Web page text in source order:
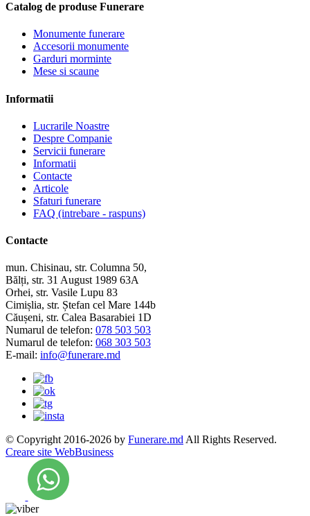
Catalog de produse Funerare
Monumente funerare
Accesorii monumente
Garduri morminte
Mese si scaune
Informatii
Lucrarile Noastre
Despre Companie
Servicii funerare
Informatii
Contacte
Articole
Sfaturi funerare
FAQ (intrebare - raspuns)
Contacte
mun. Chisinau, str. Columna 50,
Bălți, str. 31 August 1989 63A
Orhei, str. Vasile Lupu 83
Cimișlia, str. Ștefan cel Mare 144b
Căușeni, str. Calea Basarabiei 1D
Numarul de telefon: 078 503 503
Numarul de telefon: 068 303 503
E-mail: info@funerare.md
© Copyright 2016-2026 by Funerare.mdAll Rights Reserved.
Creare site WebBusiness